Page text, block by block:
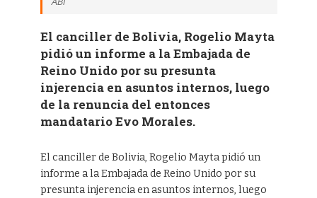
El canciller de Bolivia, Rogelio Mayta
pidió un informe a la Embajada de
Reino Unido por su presunta
injerencia en asuntos internos, luego
de la renuncia del entonces
mandatario Evo Morales.
El canciller de Bolivia, Rogelio Mayta pidió un
informe a la Embajada de Reino Unido por su
presunta injerencia en asuntos internos, luego